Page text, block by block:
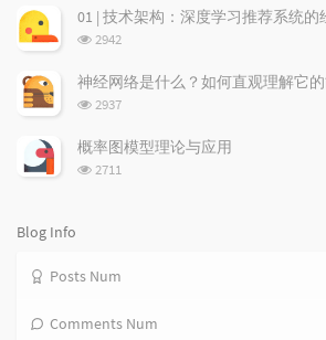
r
t
c
l
s
m
n
次
数:
01 | 技术架构：深度学习推荐系统的
浏
次
数:
2942
浏
次
数:
2937
概率图模型理论与应用
浏
2711
Blog Info
Posts Num
Comments Num